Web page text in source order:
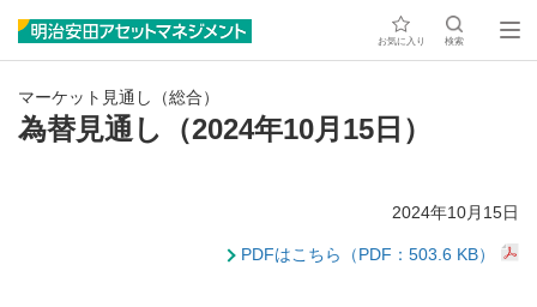
お気に入り 検索
マーケット見通し（総合）
為替見通し（2024年10月15日）
2024年10月15日
PDFはこちら（PDF：503.6 KB）